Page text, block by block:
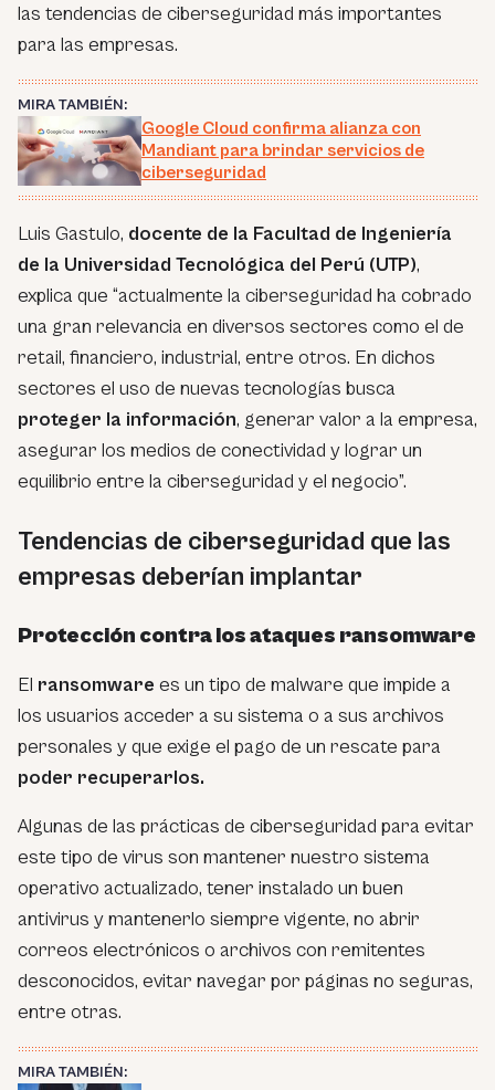
las tendencias de ciberseguridad más importantes
para las empresas.
MIRA TAMBIÉN:
Google Cloud confirma alianza con
Mandiant para brindar servicios de
ciberseguridad
Luis Gastulo, docente de la Facultad de Ingeniería
de la Universidad Tecnológica del Perú (UTP),
explica que “actualmente la ciberseguridad ha cobrado
una gran relevancia en diversos sectores como el de
retail, financiero, industrial, entre otros. En dichos
sectores el uso de nuevas tecnologías busca
proteger la información, generar valor a la empresa,
asegurar los medios de conectividad y lograr un
equilibrio entre la ciberseguridad y el negocio”.
Tendencias de ciberseguridad que las
empresas deberían implantar
Protección contra los ataques ransomware
El ransomware es un tipo de malware que impide a
los usuarios acceder a su sistema o a sus archivos
personales y que exige el pago de un rescate para
poder recuperarlos.
Algunas de las prácticas de ciberseguridad para evitar
este tipo de virus son mantener nuestro sistema
operativo actualizado, tener instalado un buen
antivirus y mantenerlo siempre vigente, no abrir
correos electrónicos o archivos con remitentes
desconocidos, evitar navegar por páginas no seguras,
entre otras.
MIRA TAMBIÉN: